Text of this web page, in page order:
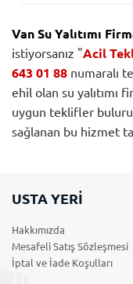
Van Su Yalıtımı
istiyorsanız "Acil
643 01 88 numaralı
ehil olan su yalıtımı
uygun teklifler
sağlanan bu hizmet
USTA YERİ
Hakkımızda
Mesafeli Satış Sözleşmesi
İptal ve İade Koşulları